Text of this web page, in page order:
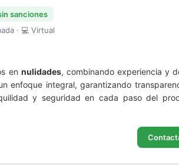
sanciones
· 💻 Virtual
en nulidades, combinando experiencia y
enfoque integral, garantizando
y seguridad en cada paso del